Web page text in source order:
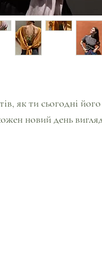
як ти сьогодні
новий день